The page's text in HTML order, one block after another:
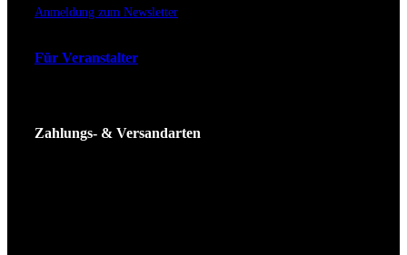
Anmeldung zum Newsletter
Für Veranstalter
Zahlungs- & Versandarten